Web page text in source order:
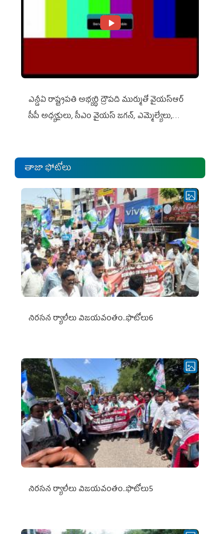
ఎన్డీఏ రాష్ట్ర‌ప‌తి అభ్య‌ర్థి ద్రౌప‌ది ముర్ముతో వైయ‌స్ఆర్
సీపీ అధ్య‌క్షులు, సీఎం వైయ‌స్ జ‌గ‌న్, ఎమ్మెల్యేలు,
తాజా ఫోటోలు
నిర‌స‌న ర్యాలీలు విజ‌య‌వంతం..ఫొటోలు6
నిర‌స‌న ర్యాలీలు విజ‌య‌వంతం..ఫొటోలు5